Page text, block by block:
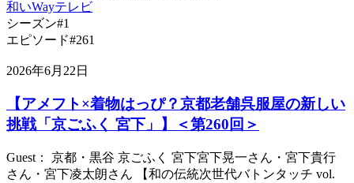
和いWayテレビ
シーズン#1
エピソード#261
2026年6月22日
【アメフト×着物はっぴ？京都老舗呉服屋の新しい
挑戦「京ごふく 宮下」】＜第260回＞
Guest： 京都・黒谷 京ごふく 宮下宮下晃一さん・宮下貴行
さん・宮下凌太朗さん 【和の伝統次世代バトンタッチ vol.